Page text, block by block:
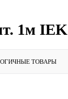
1м
ТОВАРЫ